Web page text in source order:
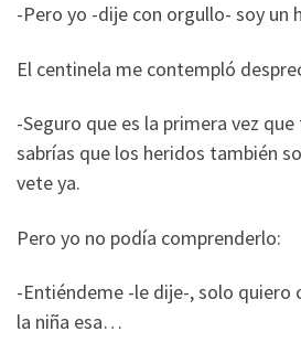
-Pero yo -dije con orgullo- soy un
El centinela me contempló
-Seguro que es la primera vez
sabrías que los heridos también
vete ya.
Pero yo no podía comprenderlo:
-Entiéndeme -le dije-, solo quiero
la niña esa…